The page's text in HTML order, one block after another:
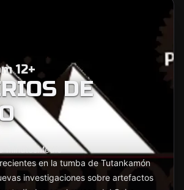
12+
DE
minutos Medio
en la tumba de Tutankamón
investigaciones sobre artefactos